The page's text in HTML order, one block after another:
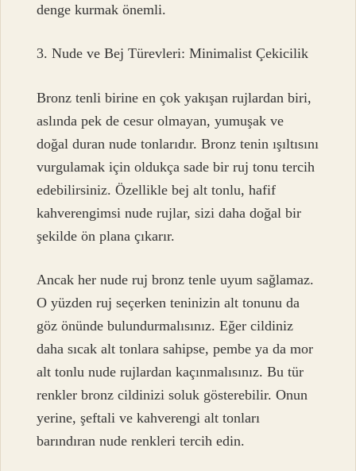
denge kurmak önemli.
3. Nude ve Bej Türevleri: Minimalist Çekicilik
Bronz tenli birine en çok yakışan rujlardan biri,
aslında pek de cesur olmayan, yumuşak ve
doğal duran nude tonlarıdır. Bronz tenin ışıltısını
vurgulamak için oldukça sade bir ruj tonu tercih
edebilirsiniz. Özellikle bej alt tonlu, hafif
kahverengimsi nude rujlar, sizi daha doğal bir
şekilde ön plana çıkarır.
Ancak her nude ruj bronz tenle uyum sağlamaz.
O yüzden ruj seçerken teninizin alt tonunu da
göz önünde bulundurmalısınız. Eğer cildiniz
daha sıcak alt tonlara sahipse, pembe ya da mor
alt tonlu nude rujlardan kaçınmalısınız. Bu tür
renkler bronz cildinizi soluk gösterebilir. Onun
yerine, şeftali ve kahverengi alt tonları
barındıran nude renkleri tercih edin.